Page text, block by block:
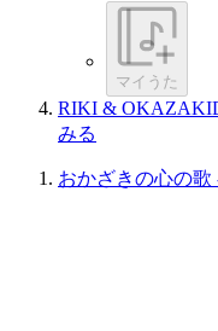
マイうた
RIKI &
みる
おかざきの心の